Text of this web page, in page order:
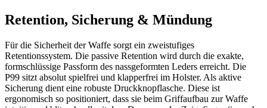
Retention, Sicherung & Mündung
Für die Sicherheit der Waffe sorgt ein zweistufiges
Retentionssystem. Die passive Retention wird durch die exakte,
formschlüssige Passform des nassgeformten Leders erreicht. Die
P99 sitzt absolut spielfrei und klapperfrei im Holster. Als aktive
Sicherung dient eine robuste Druckknopflasche. Diese ist
ergonomisch so positioniert, dass sie beim Griffaufbau zur Waffe